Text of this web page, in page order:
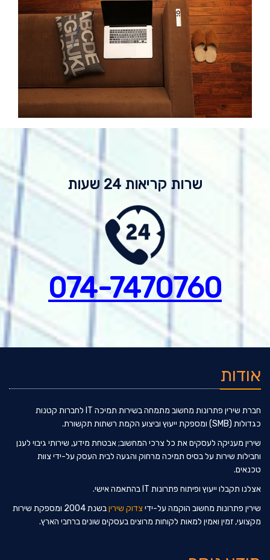
שרות קריאות 24 שעות
074-7470760
אודות
חברת שירין פתרונות מחשוב מתמחה בשירות תמיכה IT לחברות קטנות
כגדולות (SMB) ומספקת ייעוץ וביצוע הקמת רשתות תקשורת.
שירין מעניקה לעסקים את כל צרכי המחשוב; אבטחת מידע, שירותי גיבוי לענן
וחבילות שירות על בסיס תמיכה מרחוק והגעה לבית העסק על-ידי צוות
טכנאים.
אצלנו תקבלו ייעוץ ופיתוח פתרונות IT בהתאמה אישי.
שירין פתרונות מחשוב הוקמה על-ידי צדוק שירין
בשנת 2004 ומספקת שירות
מקצועי, זמין ואמין למאות לקוחות מרוצים בעסקים שונים ברחבי הארץ.